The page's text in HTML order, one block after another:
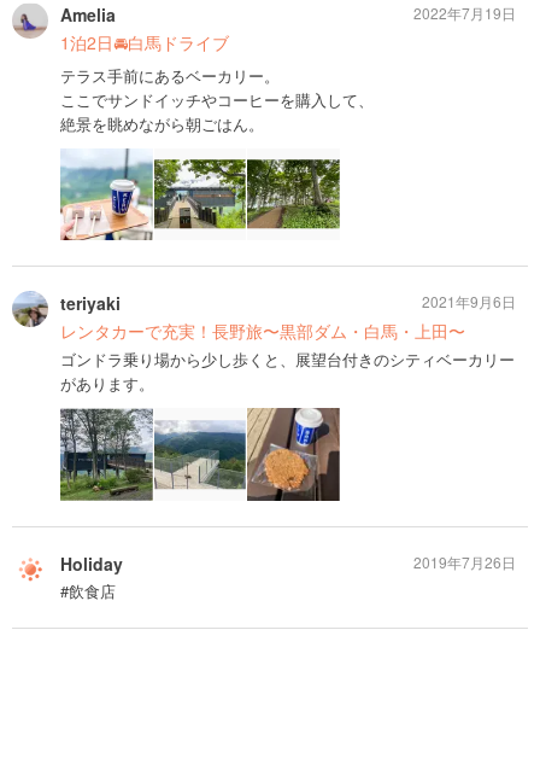
Amelia
1泊2日🚘白馬ドライブ
テラス手前にあるベーカリー。
ここでサンドイッチやコーヒーを購入して、
絶景を眺めながら朝ごはん。
2022年7月19日
teriyaki
レンタカーで充実！長野旅〜黒部ダム・白馬・上田〜
ゴンドラ乗り場から少し歩くと、展望台付きのシティベーカリー
があります。
2021年9月6日
Holiday
#飲食店
2019年7月26日